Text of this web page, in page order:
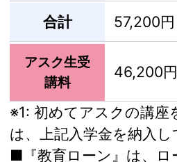
合計 57,200円
アスク生受
講料
46,200円
※1: 初めてアスクの講座
は、上記入学金を納入し
■『教育ローン』は、ロ